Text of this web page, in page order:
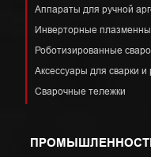
Аппараты для ручной
Инверторные
Роботизированные
Аксессуары для сварки и
Сварочные тележки